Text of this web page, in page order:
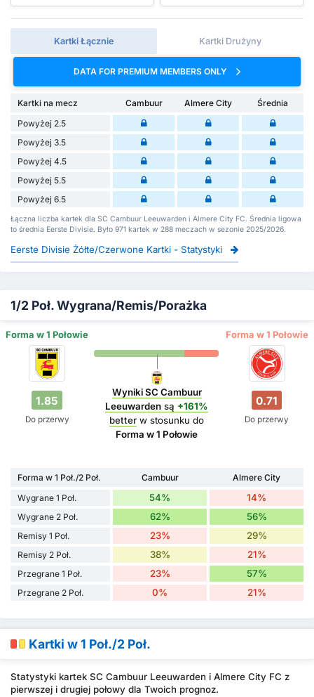
Kartki Łącznie Kartki Drużyny
DATA FOR PREMIUM MEMBERS ONLY
Kartki na mecz Cambuur Almere City
Średnia
Powyżej 2.5
Powyżej 3.5
Powyżej 4.5
Powyżej 5.5
Powyżej 6.5
Łączna liczba kartek dla SC Cambuur Leeuwarden i Almere City FC. Średnia ligowa
to średnia Eerste Divisie. Było 971 kartek w 288 meczach w sezonie 2025/2026.
Eerste Divisie Żółte/Czerwone Kartki - Statystyki
1/2 Poł. Wygrana/Remis/Porażka
Forma w 1 Połowie Forma w 1 Połowie
1.85
Do przerwy
Wyniki SC Cambuur
Leeuwarden są +161%
better w stosunku do
Forma w 1 Połowie
0.71
Do przerwy
Forma w 1 Poł./2 Poł. Cambuur
Almere City
Wygrane 1 Poł.
54% 14%
Wygrane 2 Poł. 62% 56%
Remisy 1 Poł. 23% 29%
Remisy 2 Poł. 38% 21%
Przegrane 1 Poł. 23% 57%
Przegrane 2 Poł. 0% 21%
Kartki w 1 Poł./2 Poł.
Statystyki kartek SC Cambuur Leeuwarden i Almere City FC z
pierwszej i drugiej połowy dla Twoich prognoz.